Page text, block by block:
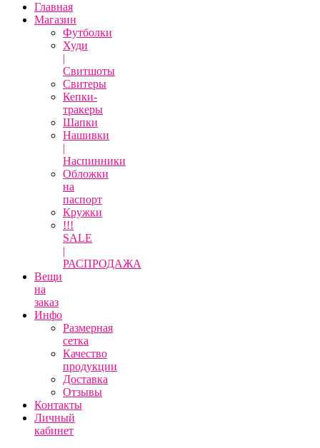
Главная
Магазин
Футболки
Худи
|
Свитшоты
Свитеры
Кепки-
тракеры
Шапки
Нашивки
|
Наспинники
Обложки
на
паспорт
Кружки
!!!
SALE
|
РАСПРОДАЖА
Вещи
на
заказ
Инфо
Размерная
сетка
Качество
продукции
Доставка
Отзывы
Контакты
Личный
кабинет